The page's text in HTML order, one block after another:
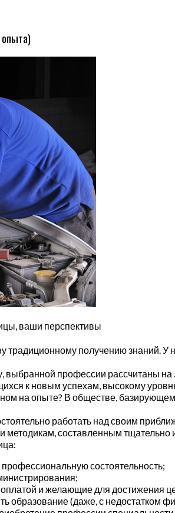
ваши перспективы
получению знаний. У
выбранной профессии рассчитаны
к новым успехам, высокому
на опыте? В обществе,
работать над своим
составленным тщательно
состоятельность;
и желающие для достижения
образование (даже, с недостатком